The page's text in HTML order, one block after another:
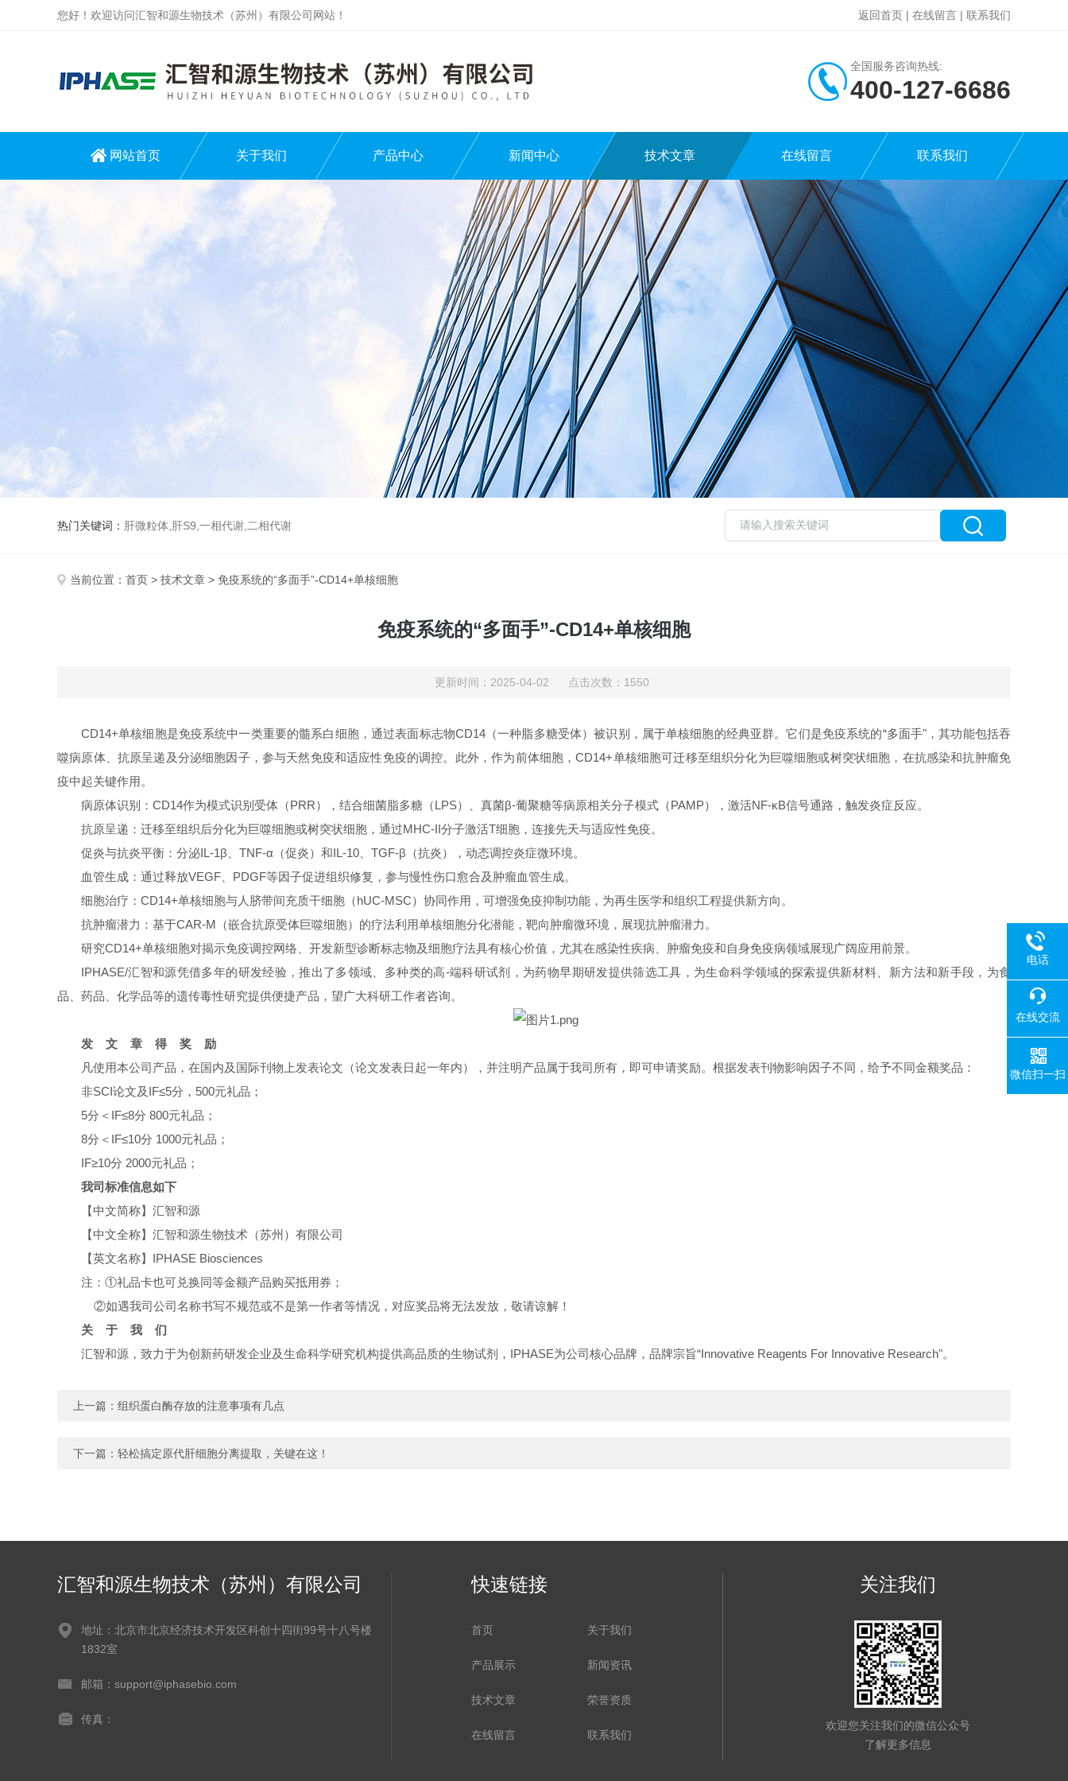
您好！欢迎访问汇智和源生物技术（苏州）有限公司网站！ 返回首页 | 在线留言 | 联系我们
全国服务咨询热线:
400-127-6686
网站首页 关于我们 产品中心 新闻中心 技术文章 在线留言 联系我们
热门关键词： 肝微粒体,肝S9,一相代谢,二相代谢
当前位置： 首页 > 技术文章 > 免疫系统的“多面手”-CD14+单核细胞
免疫系统的“多面手”-CD14+单核细胞
更新时间：2025-04-02 点击次数：1550
CD14+单核细胞是免疫系统中一类重要的髓系白细胞，通过表面标志物CD14（一种脂多糖受体）被识别，属于单核细胞的经典亚群。它们是免疫系统的“多面手"，其功能包括吞
噬病原体、抗原呈递及分泌细胞因子，参与天然免疫和适应性免疫的调控。此外，作为前体细胞，CD14+单核细胞可迁移至组织分化为巨噬细胞或树突状细胞，在抗感染和抗肿瘤免
疫中起关键作用。
病原体识别：CD14作为模式识别受体（PRR），结合细菌脂多糖（LPS）、真菌β-葡聚糖等病原相关分子模式（PAMP），激活NF-κB信号通路，触发炎症反应。
抗原呈递：迁移至组织后分化为巨噬细胞或树突状细胞，通过MHC-II分子激活T细胞，连接先天与适应性免疫。
促炎与抗炎平衡：分泌IL-1β、TNF-α（促炎）和IL-10、TGF-β（抗炎），动态调控炎症微环境。
血管生成：通过释放VEGF、PDGF等因子促进组织修复，参与慢性伤口愈合及肿瘤血管生成。
细胞治疗：CD14+单核细胞与人脐带间充质干细胞（hUC-MSC）协同作用，可增强免疫抑制功能，为再生医学和组织工程提供新方向。
抗肿瘤潜力：基于CAR-M（嵌合抗原受体巨噬细胞）的疗法利用单核细胞分化潜能，靶向肿瘤微环境，展现抗肿瘤潜力。‌‌‌
研究CD14+单核细胞对揭示免疫调控网络、开发新型诊断标志物及细胞疗法具有核心价值，尤其在感染性疾病、肿瘤免疫和自身免疫病领域展现广阔应用前景。‌
IPHASE/汇智和源凭借多年的研发经验，推出了多领域、多种类的高-端科研试剂，为药物早期研发提供筛选工具，为生命科学领域的探索提供新材料、新方法和新手段，为食
品、药品、化学品等的遗传毒性研究提供便捷产品，望广大科研工作者咨询。
发 文 章 得 奖 励
凡使用本公司产品，在国内及国际刊物上发表论文（论文发表日起一年内），并注明产品属于我司所有，即可申请奖励。根据发表刊物影响因子不同，给予不同金额奖品：
非SCI论文及IF≤5分，500元礼品；
5分＜IF≤8分 800元礼品；
8分＜IF≤10分 1000元礼品；
IF≥10分 2000元礼品；
我司标准信息如下
【中文简称】汇智和源
【中文全称】汇智和源生物技术（苏州）有限公司
【英文名称】IPHASE Biosciences
注：①礼品卡也可兑换同等金额产品购买抵用券；
②如遇我司公司名称书写不规范或不是第一作者等情况，对应奖品将无法发放，敬请谅解！
关 于 我 们
汇智和源，致力于为创新药研发企业及生命科学研究机构提供高品质的生物试剂，IPHASE为公司核心品牌，品牌宗旨“Innovative Reagents For Innovative Research"。
上一篇： 组织蛋白酶存放的注意事项有几点
下一篇： 轻松搞定原代肝细胞分离提取，关键在这！
汇智和源生物技术（苏州）有限公司
地址：北京市北京经济技术开发区科创十四街99号十八号楼
1832室
邮箱：support@iphasebio.com
传真：
快速链接
首页 关于我们
产品展示 新闻资讯
技术文章 荣誉资质
在线留言 联系我们
关注我们
欢迎您关注我们的微信公众号
了解更多信息
电话
在线交流
微信扫一扫